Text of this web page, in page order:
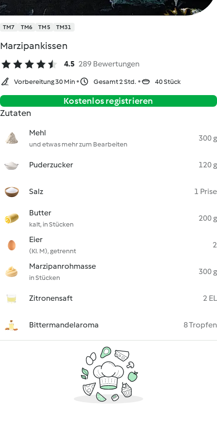
TM7 TM6 TM5 TM31
Marzipankissen
4.5 289 Bewertungen
Vorbereitung 30 Min Gesamt 2 Std. 40 Stück
Kostenlos registrieren
Zutaten
Mehl
und etwas mehr zum Bearbeiten
300 g
Puderzucker 120 g
Salz 1 Prise
Butter
kalt, in Stücken
200 g
Eier
(Kl. M), getrennt
2
Marzipanrohmasse
in Stücken
300 g
Zitronensaft 2 EL
Bittermandelaroma 8 Tropfen